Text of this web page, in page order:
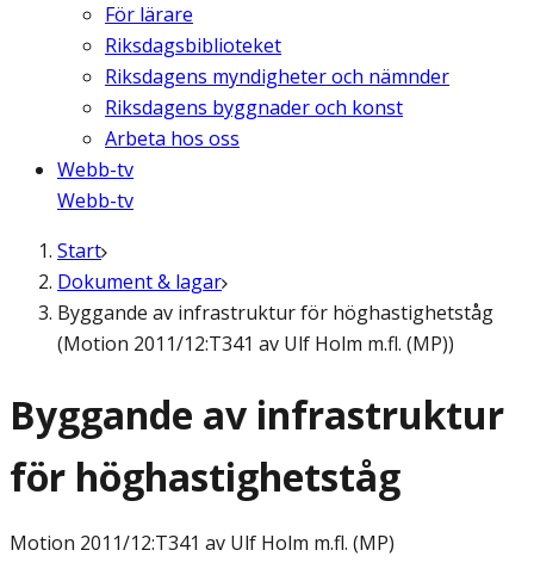
För lärare
Riksdagsbiblioteket
Riksdagens myndigheter och nämnder
Riksdagens byggnader och konst
Arbeta hos oss
Webb-tv
Webb-tv
Start
Dokument & lagar
Byggande av infrastruktur för höghastighetståg
(Motion 2011/12:T341 av Ulf Holm m.fl. (MP))
Byggande av infrastruktur
för höghastighetståg
Motion 2011/12:T341 av Ulf Holm m.fl. (MP)